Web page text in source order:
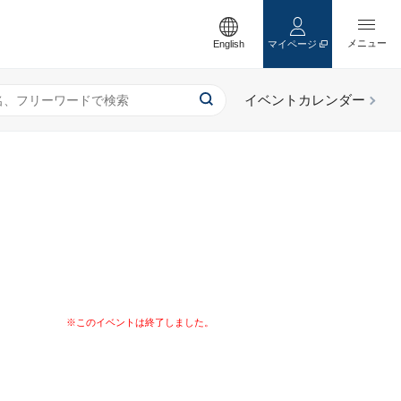
English マイページ